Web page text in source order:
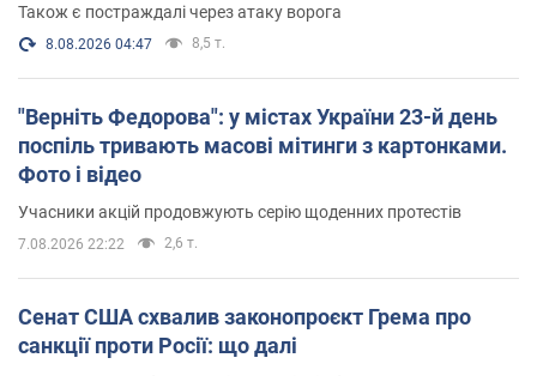
Також є постраждалі через атаку ворога
8.08.2026 04:47 8,5 т.
"Верніть Федорова": у містах України 23-й день
поспіль тривають масові мітинги з картонками.
Фото і відео
Учасники акцій продовжують серію щоденних протестів
7.08.2026 22:22 2,6 т.
Сенат США схвалив законопроєкт Грема про
санкції проти Росії: що далі